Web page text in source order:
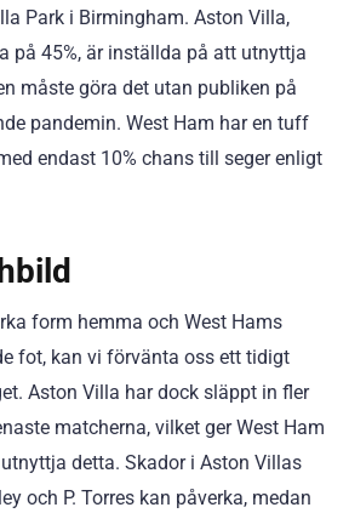
Park i Birmingham. Aston Villa,
på 45%, är inställda på att utnyttja
måste göra det utan publiken på
pandemin. West Ham har en tuff
endast 10% chans till seger enligt
form hemma och West Hams
fot, kan vi förvänta oss ett tidigt
Aston Villa har dock släppt in fler
matcherna, vilket ger West Ham
detta. Skador i Aston Villas
och P. Torres kan påverka, medan